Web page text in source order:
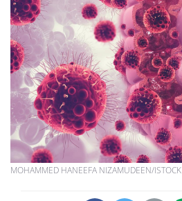
MOHAMMED HANEEFA NIZAMUDEEN/ISTOCK